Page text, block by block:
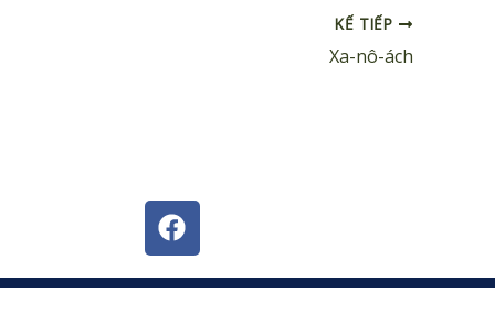
KẾ TIẾP
Xa-nô-ách
F
a
c
e